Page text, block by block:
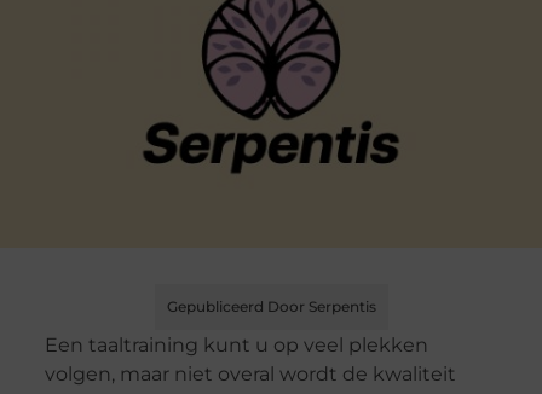
Gepubliceerd Door Serpentis
Een taaltraining kunt u op veel plekken
volgen, maar niet overal wordt de kwaliteit